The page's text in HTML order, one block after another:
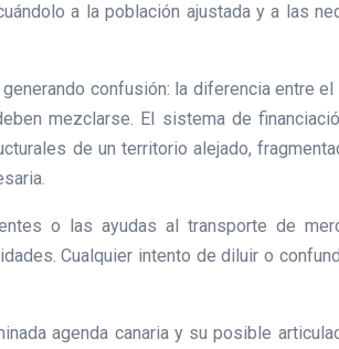
a la población ajustada y a las
confusión: la diferencia entre
mezclarse. El sistema de
de un territorio alejado,
o las ayudas al transporte de
Cualquier intento de diluir o
agenda canaria y su posible